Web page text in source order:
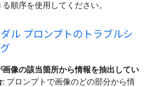
順序を使用してください。
ル プロンプトのトラブルシ
画像の該当箇所から情報を抽出してい
: プロンプトで画像のどの部分から情